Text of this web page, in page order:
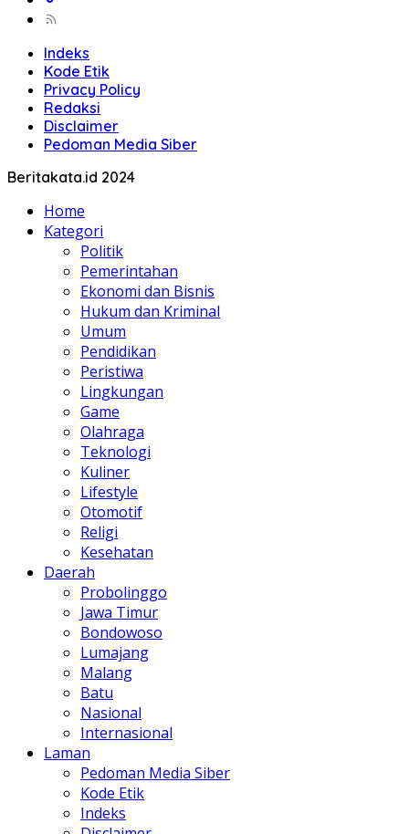
Indeks
Kode Etik
Privacy Policy
Redaksi
Disclaimer
Pedoman Media Siber
Beritakata.id 2024
Home
Kategori
Politik
Pemerintahan
Ekonomi dan Bisnis
Hukum dan Kriminal
Umum
Pendidikan
Peristiwa
Lingkungan
Game
Olahraga
Teknologi
Kuliner
Lifestyle
Otomotif
Religi
Kesehatan
Daerah
Probolinggo
Jawa Timur
Bondowoso
Lumajang
Malang
Batu
Nasional
Internasional
Laman
Pedoman Media Siber
Kode Etik
Indeks